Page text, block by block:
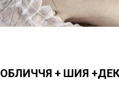
ОБЛИЧЧЯ + ШИЯ